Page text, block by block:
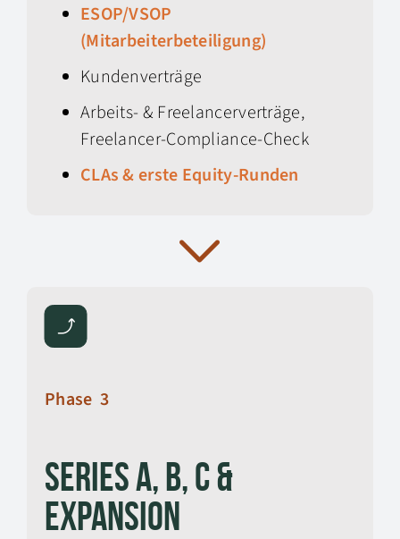
ESOP/VSOP
(Mitarbeiterbeteiligung)
Kundenverträge
Arbeits- & Freelancerverträge,
Freelancer-Compliance-Check
CLAs & erste Equity-Runden
Phase 3
Series A, B, C &
Expansion